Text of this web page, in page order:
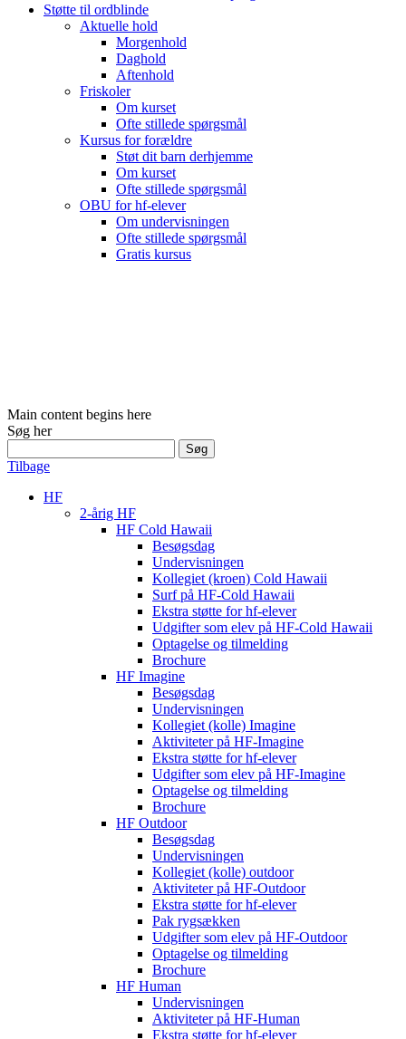
Støtte til ordblinde
Aktuelle hold
Morgenhold
Daghold
Aftenhold
Friskoler
Om kurset
Ofte stillede spørgsmål
Kursus for forældre
Støt dit barn derhjemme
Om kurset
Ofte stillede spørgsmål
OBU for hf-elever
Om undervisningen
Ofte stillede spørgsmål
Gratis kursus
Main content begins here
Søg her
efter:
Tilbage
HF
2-årig HF
HF Cold Hawaii
Besøgsdag
Undervisningen
Kollegiet (kroen) Cold Hawaii
Surf på HF-Cold Hawaii
Ekstra støtte for hf-elever
Udgifter som elev på HF-Cold Hawaii
Optagelse og tilmelding
Brochure
HF Imagine
Besøgsdag
Undervisningen
Kollegiet (kolle) Imagine
Aktiviteter på HF-Imagine
Ekstra støtte for hf-elever
Udgifter som elev på HF-Imagine
Optagelse og tilmelding
Brochure
HF Outdoor
Besøgsdag
Undervisningen
Kollegiet (kolle) outdoor
Aktiviteter på HF-Outdoor
Ekstra støtte for hf-elever
Pak rygsækken
Udgifter som elev på HF-Outdoor
Optagelse og tilmelding
Brochure
HF Human
Undervisningen
Aktiviteter på HF-Human
Ekstra støtte for hf-elever